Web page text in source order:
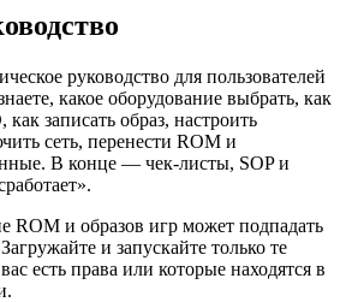
руководство для пользователей
какое оборудование выбрать, как
записать образ, настроить
сеть, перенести ROM и
В конце — чек‑листы, SOP и
ROM и образов игр может подпадать
и запускайте только те
есть права или которые находятся в